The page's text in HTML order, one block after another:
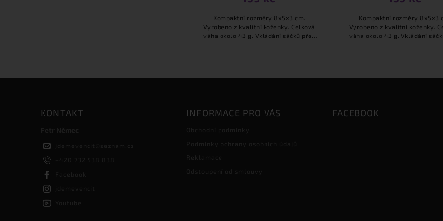
Kompaktní rozměry 8x5x3 cm.
Vyrobeno z kvalitní koženky. Celková
váha okolo 43 g. Vkládání sáčků přes
Kompaktní rozměry 8x5x3
Vyrobeno z kvalitní koženky.
váha okolo 43 g. Vkládání
KONTAKT INFORMACE PRO VÁS FACEBOOK